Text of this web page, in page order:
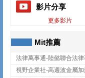
影片分享
更多影片
Mit推薦